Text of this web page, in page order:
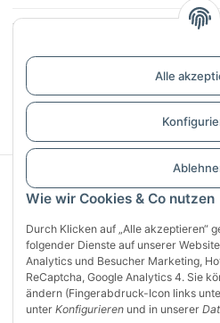
Wie wir Cookies & Co nutzen
Durch Klicken auf „Alle akzeptieren“
folgender Dienste auf unserer
Analytics und Besucher Marketing,
ReCaptcha, Google Analytics 4. Sie
ändern (Fingerabdruck-Icon links
unter Konfigurieren und in unserer
Alle
Infos
Bewertungen
Vertrag